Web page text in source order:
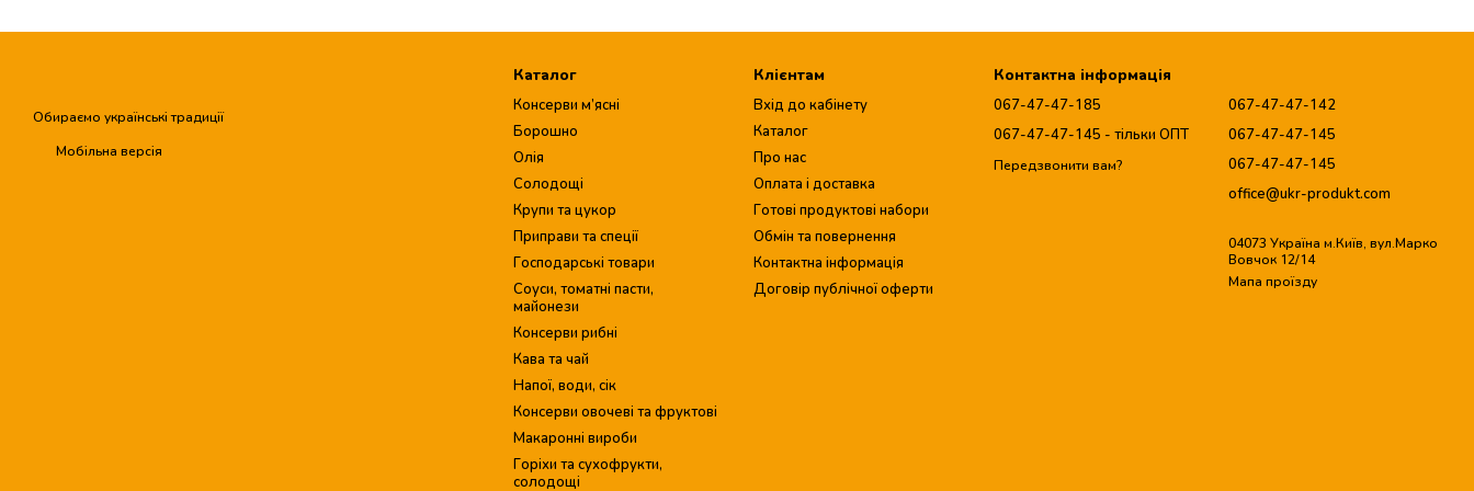
Обираємо українські традиції
Мобільна версія
Каталог
Консерви м’ясні
Борошно
Олія
Солодощі
Крупи та цукор
Приправи та спеції
Господарські товари
Соуси, томатні пасти,
майонези
Консерви рибні
Кава та чай
Напої, води, сік
Консерви овочеві та фруктові
Макаронні вироби
Горіхи та сухофрукти,
солодощі
Клієнтам
Вхід до кабінету
Каталог
Про нас
Оплата і доставка
Готові продуктові набори
Обмін та повернення
Контактна інформація
Договір публічної оферти
Контактна інформація
067-47-47-185
067-47-47-145 - тільки ОПТ
Передзвонити вам?
067-47-47-142
067-47-47-145
067-47-47-145
office@ukr-produkt.com
04073 Україна м.Київ, вул.Марко
Вовчок 12/14
Мапа проїзду